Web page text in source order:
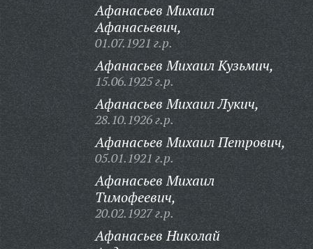
Афанасьев Михаил
Афанасьевич,
01.07.1921 г.р.
Афанасьев Михаил Кузьмич,
15.06.1925 г.р.
Афанасьев Михаил Лукич,
28.10.1926 г.р.
Афанасьев Михаил Петрович,
05.01.1921 г.р.
Афанасьев Михаил
Тимофеевич,
20.02.1927 г.р.
Афанасьев Николай